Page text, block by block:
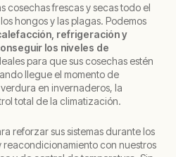
cosechas frescas y secas todo el
hongos y las plagas. Podemos
refrigeración y
los niveles de
para que sus cosechas estén
llegue el momento de
en invernaderos, la
total de la climatización.
reforzar sus sistemas durante los
reacondicionamiento con nuestros